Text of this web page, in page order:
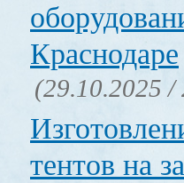
Краснодаре
(29.10.2025 /
тентов на